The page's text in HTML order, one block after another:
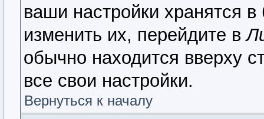
ваши настройки хранятся
изменить их, перейдите в
обычно находится вверху
все свои настройки.
Вернуться к началу